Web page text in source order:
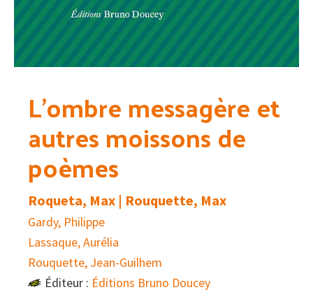
L’ombre messagère et
autres moissons de
poèmes
Roqueta, Max | Rouquette, Max
Gardy, Philippe
Lassaque, Aurélia
Rouquette, Jean-Guilhem
Éditeur : Éditions Bruno Doucey